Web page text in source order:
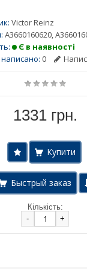
Victor Reinz
A3660160620,
Є в наявності
написано: 0
1331 грн.
Быстрый заказ
Кількість:
-
+